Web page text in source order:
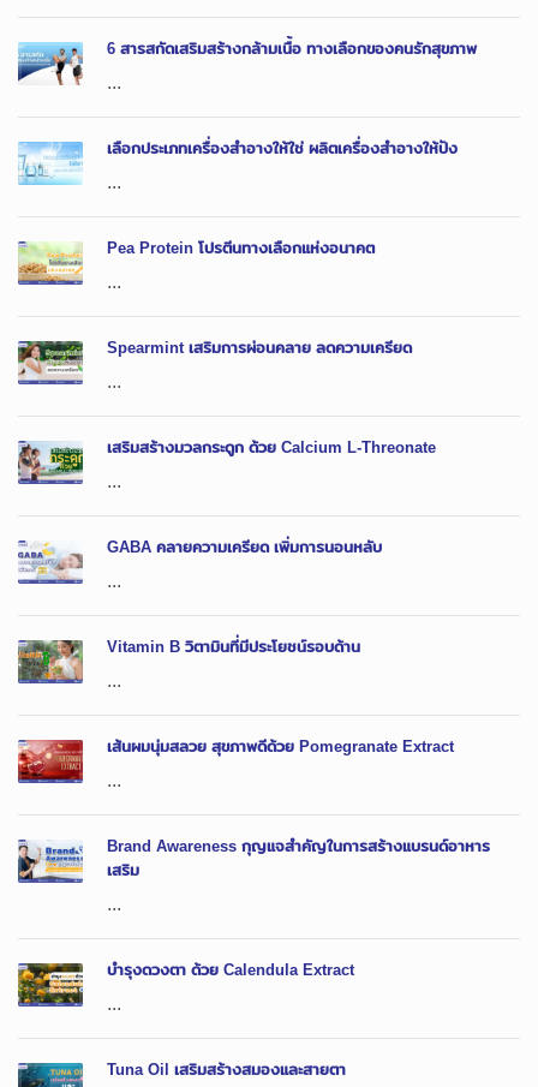
6 สารสกัดเสริมสร้างกล้ามเนื้อ ทางเลือกของคนรักสุขภาพ
...
เลือกประเภทเครื่องสำอางให้ใช่ ผลิตเครื่องสำอางให้ปัง
...
Pea Protein โปรตีนทางเลือกแห่งอนาคต
...
Spearmint เสริมการผ่อนคลาย ลดความเครียด
...
เสริมสร้างมวลกระดูก ด้วย Calcium L-Threonate
...
GABA คลายความเครียด เพิ่มการนอนหลับ
...
Vitamin B วิตามินที่มีประโยชน์รอบด้าน
...
เส้นผมนุ่มสลวย สุขภาพดีด้วย Pomegranate Extract
...
Brand Awareness กุญแจสำคัญในการสร้างแบรนด์อาหาร
เสริม
...
บำรุงดวงตา ด้วย Calendula Extract
...
Tuna Oil เสริมสร้างสมองและสายตา